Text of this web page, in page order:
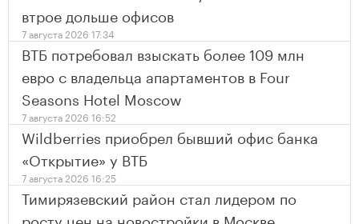
втрое дольше офисов
7 августа 2026 17:34
ВТБ потребовал взыскать более 109 млн
евро с владельца апартаментов в Four
Seasons Hotel Moscow
7 августа 2026 16:52
Wildberries приобрел бывший офис банка
«Открытие» у ВТБ
7 августа 2026 16:25
Тимирязевский район стал лидером по
росту цен на новостройки в Москве